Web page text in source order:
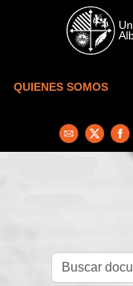
Skip to main content
QUIENES SOMOS